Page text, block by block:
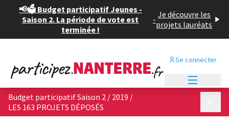
📢🗳️ Budget participatif Jeunes -
Saison 2. La période de vote est
terminée !
- Je découvre les
projets lauréats
Se connecter
Budget participatif Saison 2 / 2019 /
LES 163 PROJETS DÉPOSÉS